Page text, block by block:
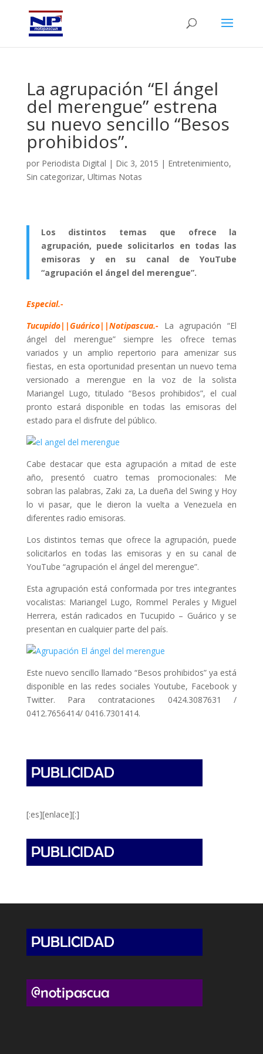
La agrupación “El ángel
del merengue” estrena
su nuevo sencillo “Besos
prohibidos”.
por Periodista Digital | Dic 3, 2015 | Entretenimiento,
Sin categorizar, Ultimas Notas
Los distintos temas que ofrece la
agrupación, puede solicitarlos en todas las
emisoras y en su canal de YouTube
“agrupación el ángel del merengue”.
Especial.-
Tucupido||Guárico||Notipascua.-La agrupación “El
ángel del merengue” siempre les ofrece temas
variados y un amplio repertorio para amenizar sus
fiestas, en esta oportunidad presentan un nuevo tema
versionado a merengue en la voz de la solista
Mariangel Lugo, titulado “Besos prohibidos”, el cual
pronto estará disponible en todas las emisoras del
estado para el disfrute del público.
Cabe destacar que esta agrupación a mitad de este
año, presentó cuatro temas promocionales: Me
sobran las palabras, Zaki za, La dueña del Swing y Hoy
lo vi pasar, que le dieron la vuelta a Venezuela en
diferentes radio emisoras.
Los distintos temas que ofrece la agrupación, puede
solicitarlos en todas las emisoras y en su canal de
YouTube “agrupación el ángel del merengue”.
Esta agrupación está conformada por tres integrantes
vocalistas: Mariangel Lugo, Rommel Perales y Miguel
Herrera, están radicados en Tucupido – Guárico y se
presentan en cualquier parte del país.
Este nuevo sencillo llamado “Besos prohibidos” ya está
disponible en las redes sociales Youtube, Facebook y
Twitter. Para contrataciones 0424.3087631 /
0412.7656414/ 0416.7301414.
[:es][enlace][:]